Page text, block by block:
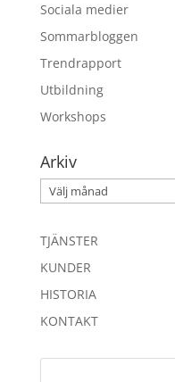
Sociala medier
Sommarbloggen
Trendrapport
Utbildning
Workshops
Arkiv
Arkiv
TJÄNSTER
KUNDER
HISTORIA
KONTAKT